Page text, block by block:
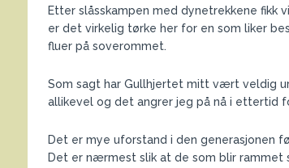
Etter slåsskampen med dynetrekkene
er det virkelig tørke her for en som liker
fluer på soverommet.
Som sagt har Gullhjertet mitt vært veldig
allikevel og det angrer jeg på nå i ettertid
Det er mye uforstand i den generasjonen
Det er nærmest slik at de som blir rammet